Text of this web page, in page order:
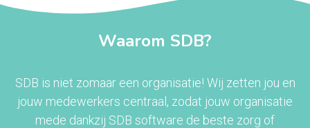
Waarom SDB?
SDB is niet zomaar een organisatie! Wij zetten jou en
jouw medewerkers centraal, zodat jouw organisatie
mede dankzij SDB software de beste zorg of